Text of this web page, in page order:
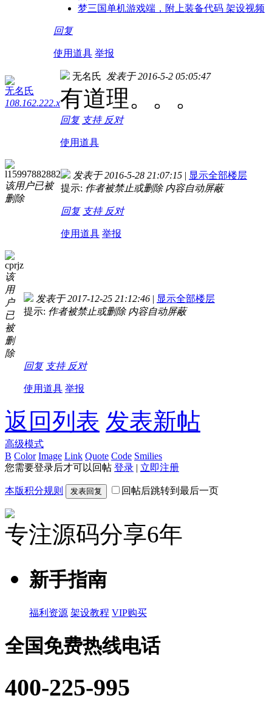
梦三国单机游戏端，附上装备代码 架设视频
回复
使用道具 举报
无名氏
108.162.222.x
无名氏 发表于 2016-5-2 05:05:47
有道理。。。
回复 支持 反对
使用道具
l15997882882
该用户已被
删除
发表于 2016-5-28 21:07:15 | 显示全部楼层
提示: 作者被禁止或删除 内容自动屏蔽
回复 支持 反对
使用道具 举报
cprjz
该
用
户
已
被
删
除
发表于 2017-12-25 21:12:46 | 显示全部楼层
提示: 作者被禁止或删除 内容自动屏蔽
回复 支持 反对
使用道具 举报
返回列表 发表新帖
高级模式
B Color Image Link Quote Code Smilies
您需要登录后才可以回帖 登录 | 立即注册
本版积分规则 发表回复 回帖后跳转到最后一页
专注源码分享6年
新手指南
福利资源 架设教程 VIP购买
全国免费热线电话
400-225-995